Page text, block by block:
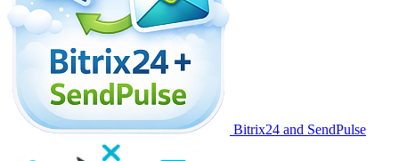
Bitrix24 and SendPulse